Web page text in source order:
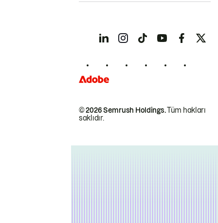
© 2026 Semrush Holdings.Tüm hakları
saklıdır.